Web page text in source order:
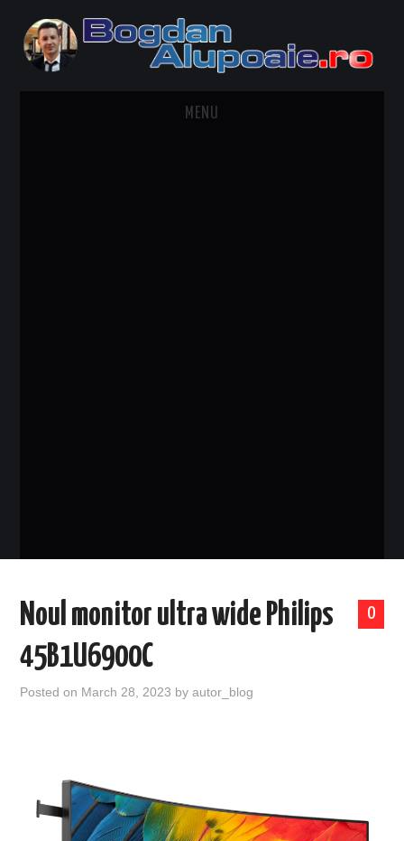
MENU
0
Noul monitor ultra wide Philips
45B1U6900C
Posted on March 28, 2023 byautor_blog